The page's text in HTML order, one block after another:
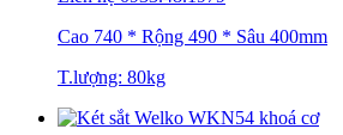
Cao 740 * Rộng 490 * Sâu 400mm
T.lượng: 80kg